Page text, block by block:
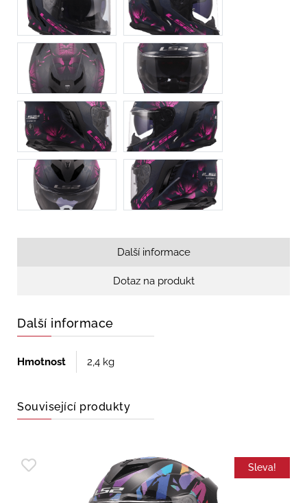
Další informace
Dotaz na produkt
Další informace
Hmotnost 2,4 kg
Související produkty
Sleva!